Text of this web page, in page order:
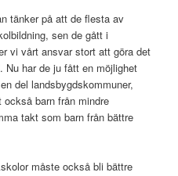
tänker på att de flesta av
sen de gått i
vi vårt ansvar stort att göra det
Nu har de ju fått en möjlighet
del landsbygdskommuner,
barn från mindre
takt som barn från bättre
måste också bli bättre